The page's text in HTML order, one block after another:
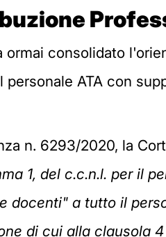
ormai consolidato
personale ATA con
n. 6293/2020, la
1, del c.c.n.l. per il
docenti" a tutto il
di cui alla clausola